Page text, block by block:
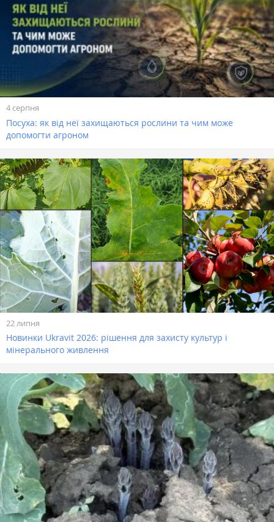
4 серпня
Посуха: як від неї захищаються рослини та чим може
допомогти агроном
22 липня
Новинки Ukravit 2026: рішення для захисту культур і
мінерального живлення